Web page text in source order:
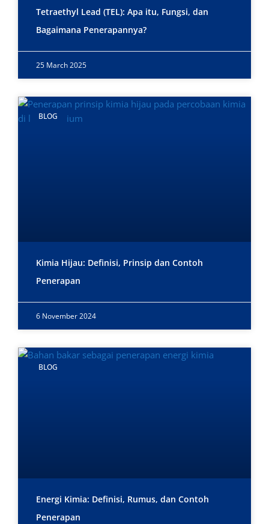
Tetraethyl Lead (TEL): Apa itu, Fungsi, dan
Bagaimana Penerapannya?
25 March 2025
BLOG
Kimia Hijau: Definisi, Prinsip dan Contoh
Penerapan
6 November 2024
BLOG
Energi Kimia: Definisi, Rumus, dan Contoh
Penerapan